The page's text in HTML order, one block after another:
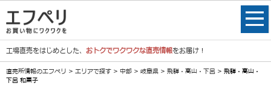
工場直売をはじめとした、 おトクでワクワクな直売情報をお届け！
直売所情報のエフペリ > エリアで探す > 中部 > 岐阜県 > 飛騨・高山・下呂 > 飛騨・高山・
下呂 和菓子